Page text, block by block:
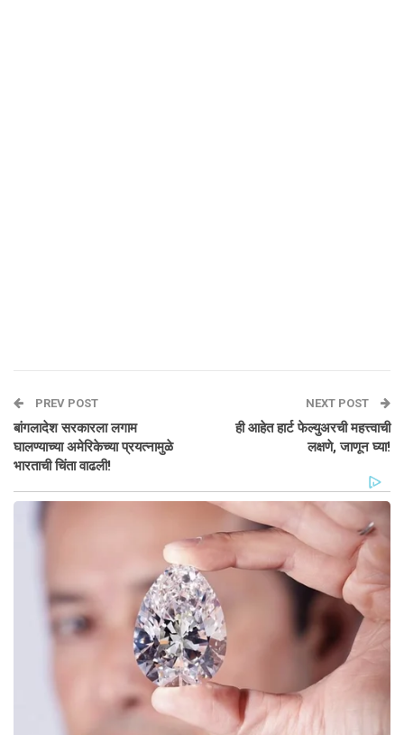
PREV POST
बांगलादेश सरकारला लगाम
घालण्याच्या अमेरिकेच्या प्रयत्नामुळे
भारताची चिंता वाढली!
NEXT POST
ही आहेत हार्ट फेल्युअरची महत्त्वाची
लक्षणे, जाणून घ्या!